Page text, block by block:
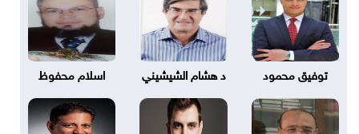
توفيق محمود د هشام الشيشيني اسلام محفوظ